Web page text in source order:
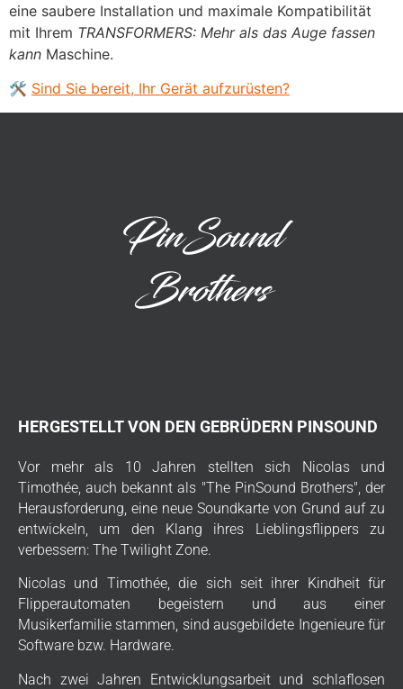
eine saubere Installation und maximale Kompatibilität
mit Ihrem TRANSFORMERS: Mehr als das Auge fassen
kann Maschine.
🛠️ Sind Sie bereit, Ihr Gerät aufzurüsten?
HERGESTELLT VON DEN GEBRÜDERN PINSOUND
Vor mehr als 10 Jahren stellten sich Nicolas und
Timothée, auch bekannt als "The PinSound Brothers", der
Herausforderung, eine neue Soundkarte von Grund auf zu
entwickeln, um den Klang ihres Lieblingsflippers zu
verbessern: The Twilight Zone.
Nicolas und Timothée, die sich seit ihrer Kindheit für
Flipperautomaten begeistern und aus einer
Musikerfamilie stammen, sind ausgebildete Ingenieure für
Software bzw. Hardware.
Nach zwei Jahren Entwicklungsarbeit und schlaflosen